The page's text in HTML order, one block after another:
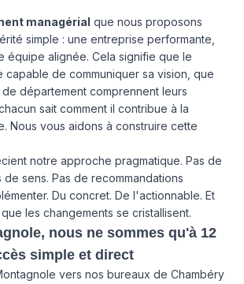
managérial que nous proposons
simple : une entreprise performante,
équipe alignée. Cela signifie que le
capable de communiquer sa vision, que
département comprennent leurs
sait comment il contribue à la
Nous vous aidons à construire cette
notre approche pragmatique. Pas de
sens. Pas de recommandations
Du concret. De l'actionnable. Et
les changements se cristallisent.
nous ne sommes qu'à 12
simple et direct
vers nos bureaux de Chambéry